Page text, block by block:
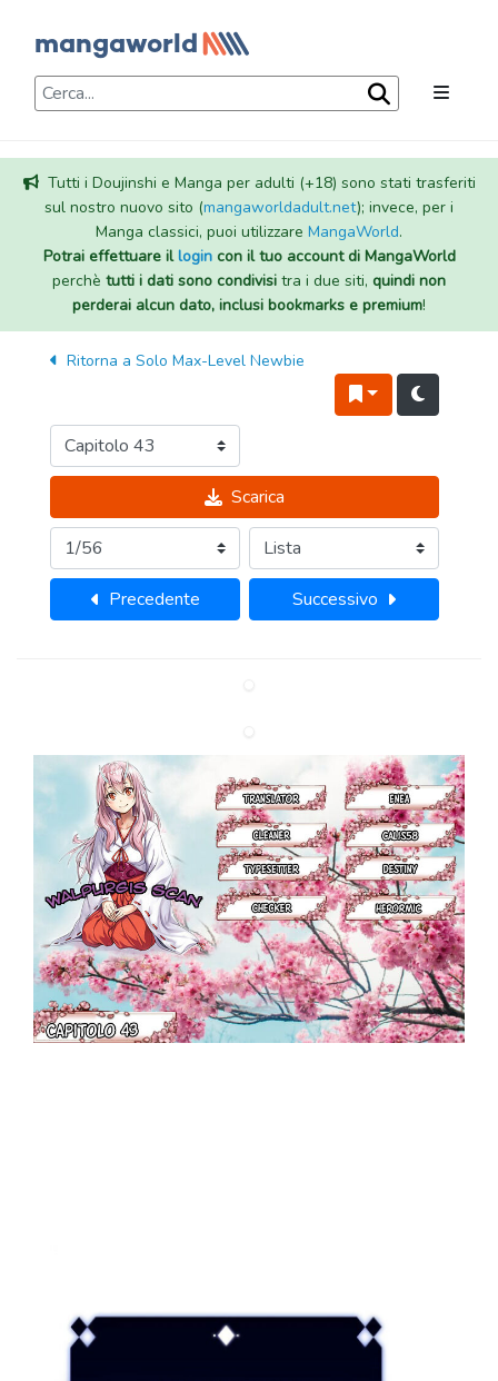
Tutti i Doujinshi e Manga per adulti (+18) sono stati trasferiti
sul nostro nuovo sito (mangaworldadult.net); invece, per i
Manga classici, puoi utilizzare MangaWorld.
Potrai effettuare illogincon il tuo account di MangaWorld
perchè tutti i dati sono condivisi tra i due siti, quindi non
perderai alcun dato, inclusi bookmarks e premium!
Ritorna a Solo Max-Level Newbie
Scarica
Precedente Successivo